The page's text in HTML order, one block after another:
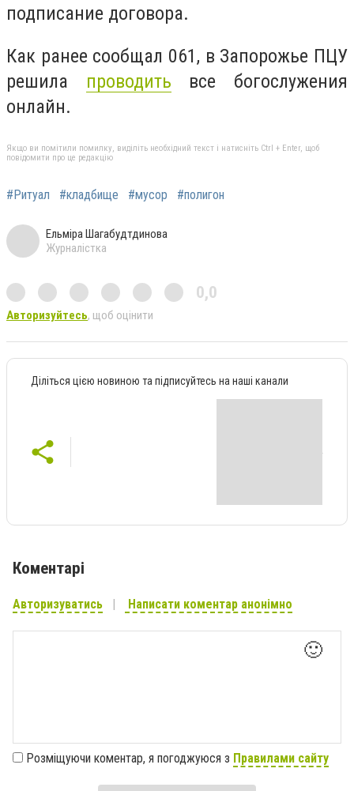
подписание договора.
Как ранее сообщал 061, в Запорожье ПЦУ
решила проводить все богослужения
онлайн.
Якщо ви помітили помилку, виділіть необхідний текст і натисніть Ctrl + Enter, щоб
повідомити про це редакцію
#Ритуал #кладбище #мусор #полигон
Ельміра Шагабудтдинова
Журналістка
0,0
Авторизуйтесь, щоб оцінити
Діліться цією новиною та підписуйтесь на наші канали
Коментарі
Авторизуватись Написати коментар анонімно
🙂
Розміщуючи коментар, я погоджуюся з Правилами сайту